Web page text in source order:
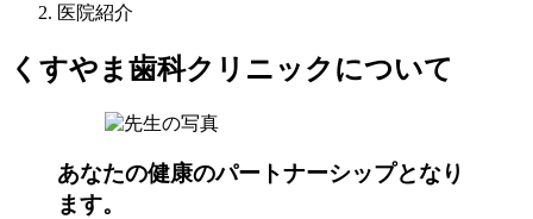
医院紹介
くすやま歯科クリニックについて
あなたの健康のパートナーシップとなり
ます。